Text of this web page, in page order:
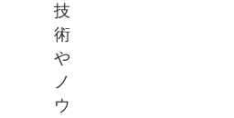
技
術
や
ノ
ウ